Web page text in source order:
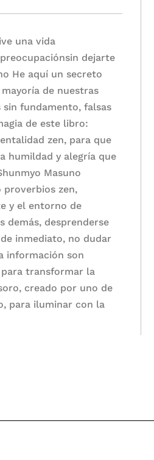
una vida
dejarte
He aquí un secreto
de nuestras
sin fundamento, falsas
de este libro:
zen, para que
humildad y alegría que
Masuno
zen,
y el entorno de
demás, desprenderse
inmediato, no dudar
información son
transformar la
creado por uno de
para iluminar con la